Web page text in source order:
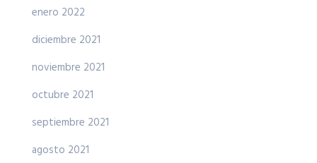
enero 2022
diciembre 2021
noviembre 2021
octubre 2021
septiembre 2021
agosto 2021